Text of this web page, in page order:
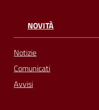
NOVITÀ
Notizie
Comunicati
Avvisi